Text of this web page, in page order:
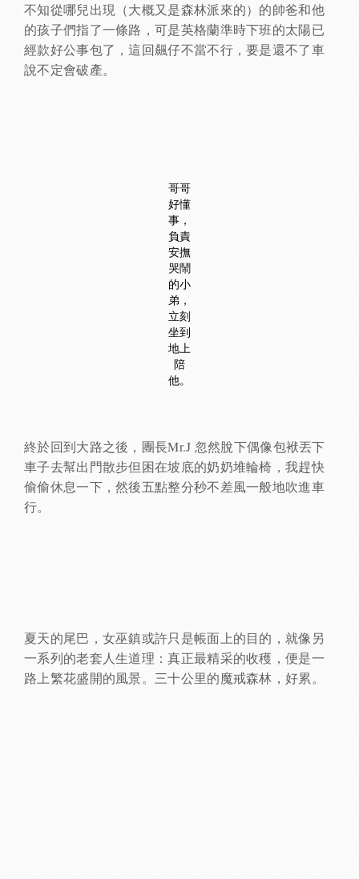
不知從哪兒出現（大概又是森林派來的）的帥爸和他
的孩子們指了一條路，可是英格蘭準時下班的太陽已
經款好公事包了，這回飆仔不當不行，要是還不了車
說不定會破產。
哥哥
好懂
事，
負責
安撫
哭鬧
的小
弟，
立刻
坐到
地上
陪
他。
終於回到大路之後，團長Mr.J 忽然脫下偶像包袱丟下
車子去幫出門散步但困在坡底的奶奶堆輪椅，我趕快
偷偷休息一下，然後五點整分秒不差風一般地吹進車
行。
夏天的尾巴，女巫鎮或許只是帳面上的目的，就像另
一系列的老套人生道理：真正最精采的收穫，便是一
路上繁花盛開的風景。三十公里的魔戒森林，好累。